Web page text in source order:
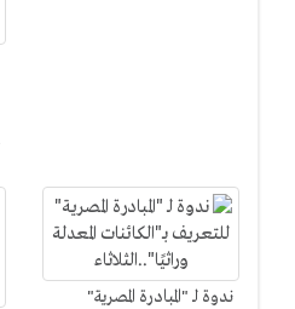
ندوة لـ "المبادرة المصرية"